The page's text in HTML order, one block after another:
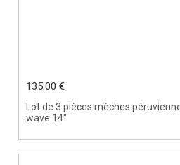
Lot de 3 pièces mèches
wave 14"
135.00 €